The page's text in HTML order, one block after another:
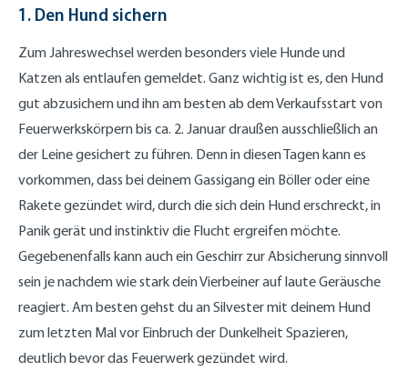
1. Den Hund sichern
Zum Jahreswechsel werden besonders viele Hunde und
Katzen als entlaufen gemeldet. Ganz wichtig ist es, den Hund
gut abzusichern und ihn am besten ab dem Verkaufsstart von
Feuerwerkskörpern bis ca. 2. Januar draußen ausschließlich an
der Leine gesichert zu führen. Denn in diesen Tagen kann es
vorkommen, dass bei deinem Gassigang ein Böller oder eine
Rakete gezündet wird, durch die sich dein Hund erschreckt, in
Panik gerät und instinktiv die Flucht ergreifen möchte.
Gegebenenfalls kann auch ein Geschirr zur Absicherung sinnvoll
sein je nachdem wie stark dein Vierbeiner auf laute Geräusche
reagiert. Am besten gehst du an Silvester mit deinem Hund
zum letzten Mal vor Einbruch der Dunkelheit Spazieren,
deutlich bevor das Feuerwerk gezündet wird.